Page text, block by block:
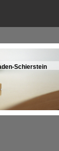
Schierstein